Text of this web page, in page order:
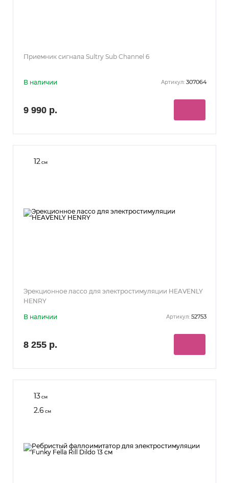
Приемник сигнала Sultry Sub Channel 6
В наличии Артикул: 307064
9 990 р.
12 см
Эрекционное лассо для электростимуляции HEAVENLY
HENRY
В наличии Артикул: 52753
8 255 р.
13см
2.6 см